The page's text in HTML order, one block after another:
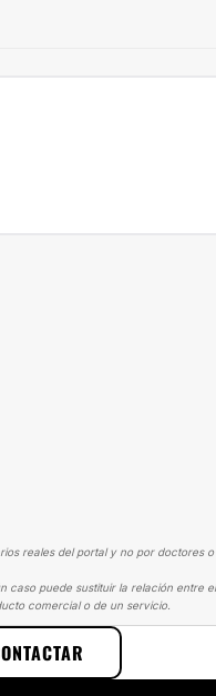
reales del portal y no por doctores o
caso puede sustituir la relación entre
comercial o de un servicio.
SOBRE AUMENTO DE BUSTO